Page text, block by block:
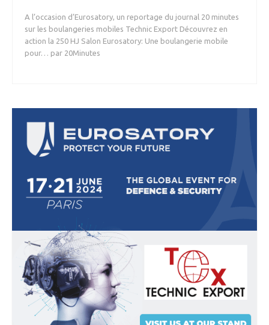
A l’occasion d’Eurosatory, un reportage du journal 20 minutes
sur les boulangeries mobiles Technic Export Découvrez en
action la 250 HJ Salon Eurosatory: Une boulangerie mobile
pour… par 20Minutes